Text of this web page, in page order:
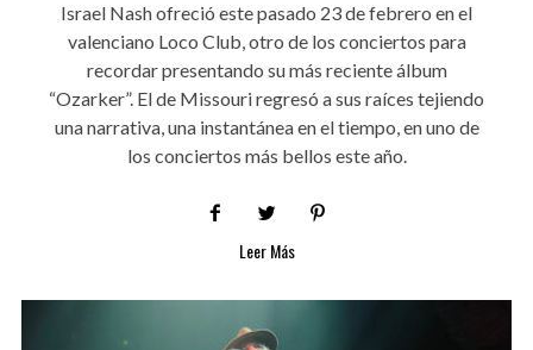
Israel Nash ofreció este pasado 23 de febrero en el
valenciano Loco Club, otro de los conciertos para
recordar presentando su más reciente álbum
“Ozarker”. El de Missouri regresó a sus raíces tejiendo
una narrativa, una instantánea en el tiempo, en uno de
los conciertos más bellos este año.
Leer Más